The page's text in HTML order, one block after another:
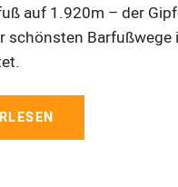
auf 1.920m – der
schönsten